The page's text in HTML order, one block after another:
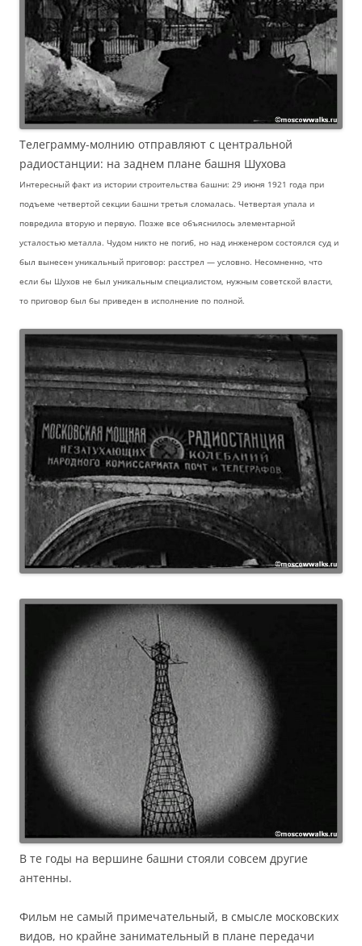
Телеграмму-молнию отправляют с центральной
радиостанции: на заднем плане башня Шухова
Интересный факт из истории строительства башни: 29 июня 1921 года при
подъеме четвертой секции башни третья сломалась. Четвертая упала и
повредила вторую и первую. Позже все объяснилось элементарной
усталостью металла. Чудом никто не погиб, но над инженером состоялся суд и
был вынесен уникальный приговор: расстрел — условно. Несомненно, что
если бы Шухов не был уникальным специалистом, нужным советской власти,
то приговор был бы приведен в исполнение по полной.
В те годы на вершине башни стояли совсем другие
антенны.
Фильм не самый примечательный, в смысле московских
видов, но крайне занимательный в плане передачи